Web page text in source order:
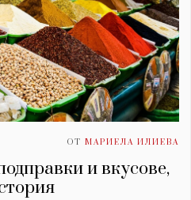
ОТ МАРИЕЛА ИЛИЕВА
и вкусове,